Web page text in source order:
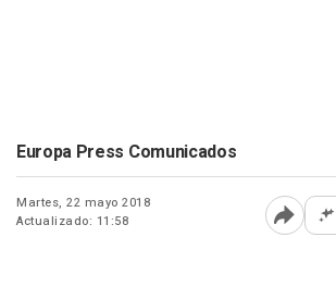
Europa Press Comunicados
Martes, 22 mayo 2018
Actualizado: 11:58
Abrir